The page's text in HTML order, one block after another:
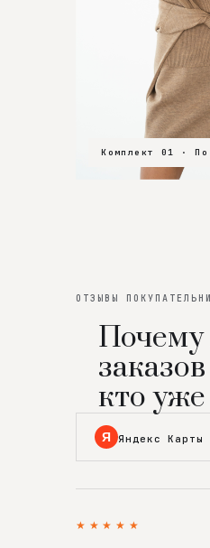
Комплект 01 · По
Комплект 02 · В
Комплект 03 ·
ОТЗЫВЫ
Почему
кто
Я Яндекс Карты
★★★★★